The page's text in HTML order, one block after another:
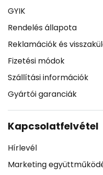
GYIK
Rendelés állapota
Reklamációk és
Fizetési módok
Szállítási információk
Gyártói garanciák
Kapcsolatfelvétel
Hírlevél
Marketing